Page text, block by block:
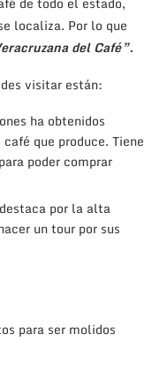
localiza. Por lo que
del Café”.
visitar están:
ha obtenidos
que produce. Tiene
poder comprar
por la alta
un tour por sus